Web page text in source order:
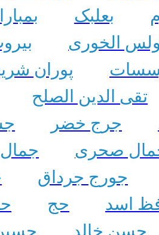
بعلبک
الخوری
پوران
تقی الدین الصلح
جرج خضر
صحری
جمال
جورج جرداق
اسد
حج
حسن خالد